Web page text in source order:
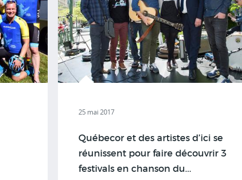
25 mai 2017
Québecor et des artistes d’ici se
réunissent pour faire découvrir 3
festivals en chanson du...